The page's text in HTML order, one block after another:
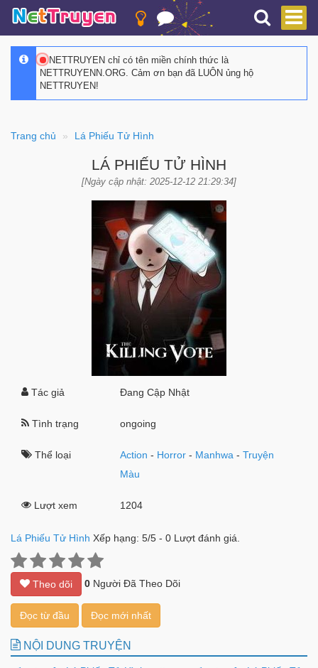
NETTRUYEN chỉ có tên miền chính thức là
NETTRUYENN.ORG. Cảm ơn bạn đã LUÔN ủng hộ
NETTRUYEN!
Trang chủ Lá Phiếu Tử Hình
LÁ PHIẾU TỬ HÌNH
[Ngày cập nhật: 2025-12-12 21:29:34]
Tác giả Đang Cập Nhật
Tình trạng ongoing
Thể loại Action - Horror - Manhwa -Truyện
Màu
Lượt xem 1204
Lá Phiếu Tử Hình Xếp hạng: 5/5 - 0 Lượt đánh giá.
Theo dõi 0 Người Đã Theo Dõi
Đọc từ đầu Đọc mới nhất
NỘI DUNG TRUYỆN